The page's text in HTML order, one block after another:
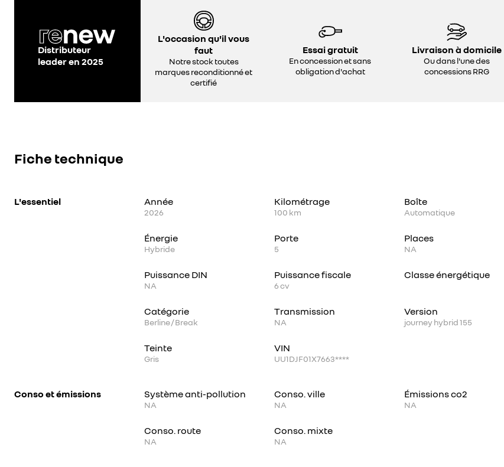
Distributeur
leader en 2025
L'occasion qu'il vous
faut
Notre stock toutes
marques reconditionné et
certifié
Essai gratuit
En concession et sans
obligation d'achat
Livraison à domicile
Ou dans l'une des
concessions RRG
Fiche technique
L'essentiel Année
2026
Kilométrage
100 km
Boîte
Automatique
Énergie
Hybride
Porte
5
Places
NA
Puissance DIN
NA
Puissance fiscale
6cv
Classe énergétique
Catégorie
Berline / Break
Transmission
NA
Version
journey hybrid 155
Teinte
Gris
VIN
UU1DJF01X7663****
Conso et émissions Système anti-pollution
NA
Conso. ville
NA
Émissions co2
NA
Conso. route
NA
Conso. mixte
NA